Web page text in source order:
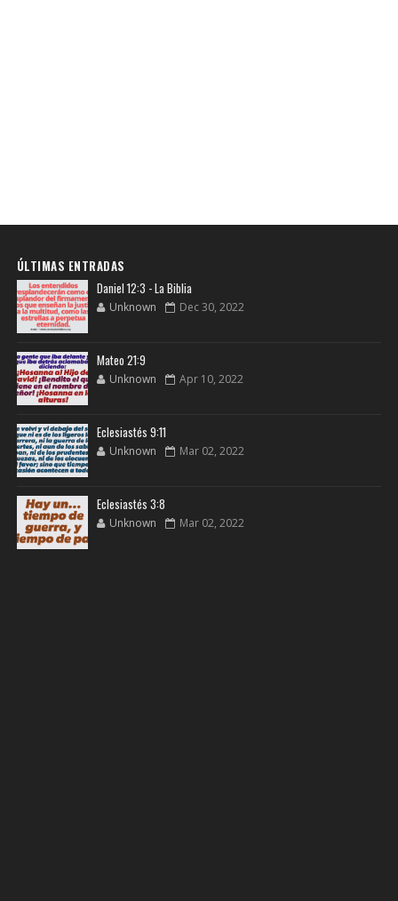
ÚLTIMAS ENTRADAS
Daniel 12:3 - La Biblia
Unknown Dec 30, 2022
Mateo 21:9
Unknown Apr 10, 2022
Eclesiastés 9:11
Unknown Mar 02, 2022
Eclesiastés 3:8
Unknown Mar 02, 2022